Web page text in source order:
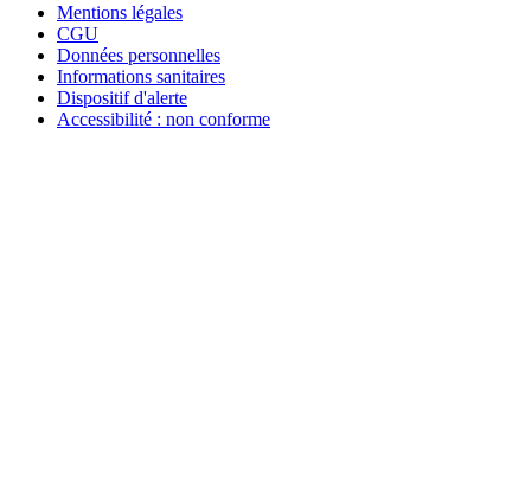
Mentions légales
CGU
Données personnelles
Informations sanitaires
Dispositif d'alerte
Accessibilité : non conforme